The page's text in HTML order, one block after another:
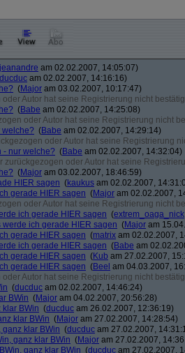
jeanandre am 02.02.2007, 14:05:07)
ducduc am 02.02.2007, 14:16:16)
(Major am 03.02.2007, 10:17:47)
Autor hat seine Registrierung nicht
(Babe am 02.02.2007, 14:25:08)
oder Autor hat seine Registrierung nicht
welche? (Babe am 02.02.2007, 14:29:14)
oder Autor hat seine Registrierung
- nur welche? (Babe am 02.02.2007, 14:32:04)
zurückgezogen oder Autor hat seine
(Major am 03.02.2007, 18:46:59)
HIER sagen (kaukus am 02.02.2007,
gerade HIER sagen (Major am 02.02.2007,
oder Autor hat seine Registrierung nicht
ich gerade HIER sagen (extrem_oaga_nick
werde ich gerade HIER sagen (Major am
gerade HIER sagen (matrix am 02.02.2007,
ich gerade HIER sagen (Babe am
gerade HIER sagen (Kub am 27.02.2007,
gerade HIER sagen (Beel am 04.03.2007,
Autor hat seine Registrierung nicht
(ducduc am 02.02.2007, 14:46:24)
BWin (Major am 04.02.2007, 20:56:28)
klar BWin (ducduc am 26.02.2007, 12:36:19)
klar BWin (Major am 27.02.2007, 14:28:54)
ganz klar BWin (ducduc am 27.02.2007,
ganz klar BWin (Major am 27.02.2007,
ganz klar BWin (ducduc am 27.02.2007,